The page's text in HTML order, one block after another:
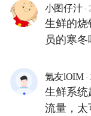
小图仔汁 ·
生鲜的
员的寒冬
氪友lOIM ·
生鲜系
流量，太